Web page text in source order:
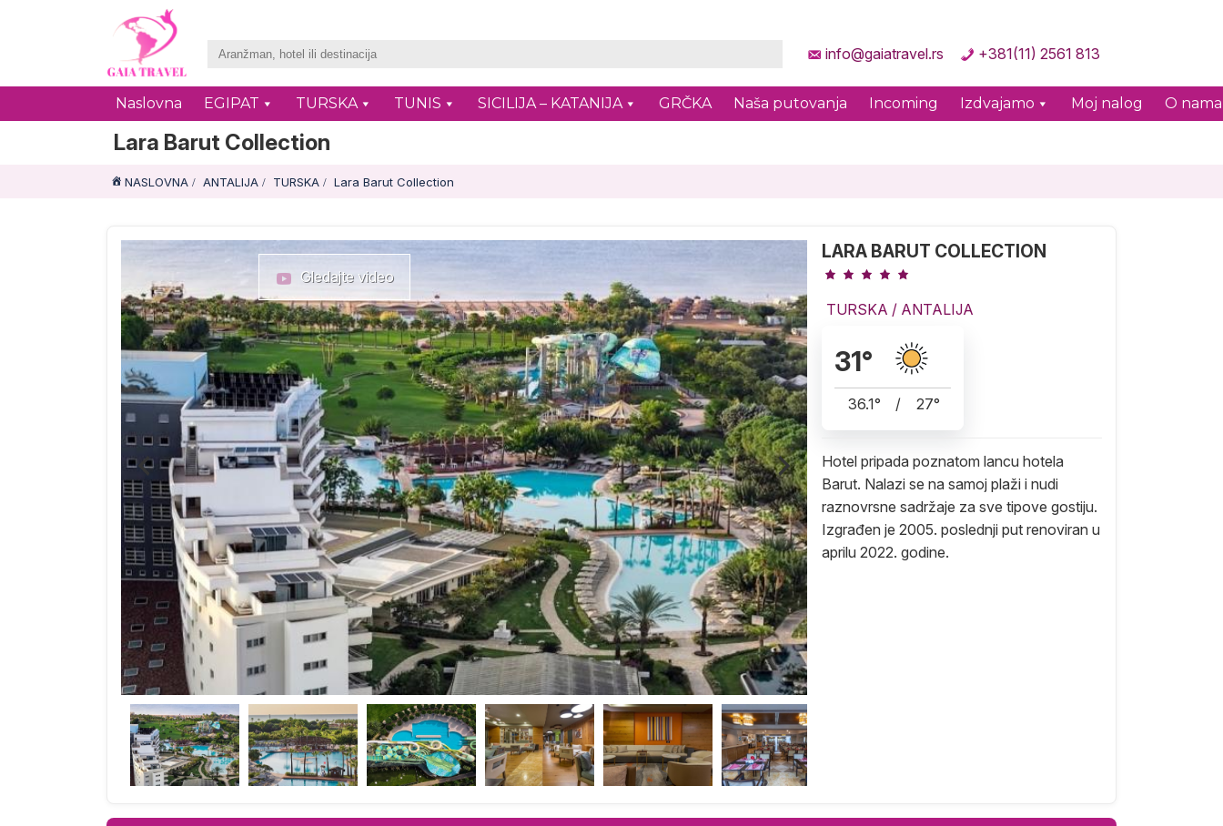
info@gaiatravel.rs +381(11) 2561 813
Naslovna EGIPAT TURSKA TUNIS SICILIJA – KATANIJA GRČKA Naša putovanja Incoming Izdvajamo Moj nalog O nama
Lara Barut Collection
NASLOVNA ANTALIJA TURSKA Lara Barut Collection
Gledajte video
LARA BARUT COLLECTION
TURSKA / ANTALIJA
31°
36.1° / 27°
Hotel pripada poznatom lancu hotela
Barut. Nalazi se na samoj plaži i nudi
raznovrsne sadržaje za sve tipove gostiju.
Izgrađen je 2005. poslednji put renoviran u
aprilu 2022. godine.